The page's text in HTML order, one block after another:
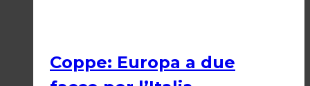
Coppe: Europa a due